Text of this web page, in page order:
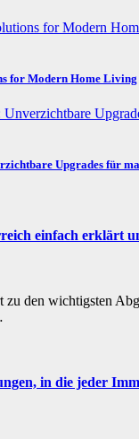
for Modern Home Living
Upgrades für
einfach erklärt
zu den wichtigsten
in die jeder